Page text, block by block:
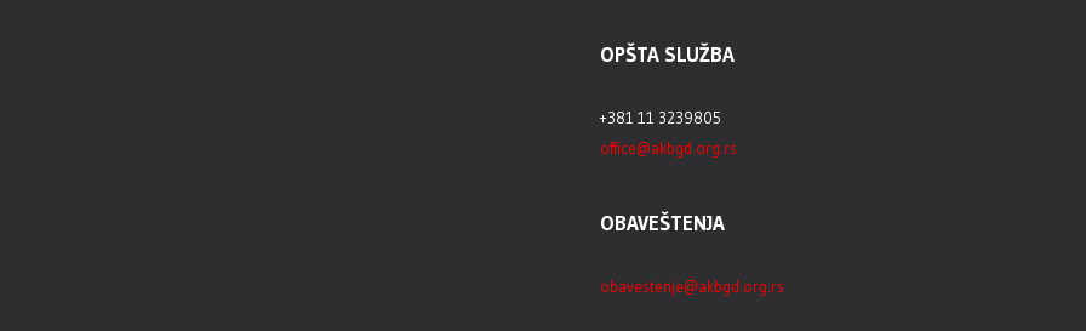
OPŠTA SLUŽBA
+381 11 3239805
office@akbgd.org.rs
OBAVEŠTENJA
obavestenje@akbgd.org.rs